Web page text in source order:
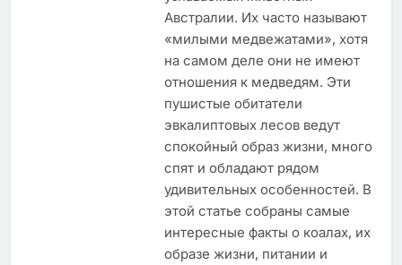
Австралии. Их часто называют
«милыми медвежатами», хотя
на самом деле они не имеют
отношения к медведям. Эти
пушистые обитатели
эвкалиптовых лесов ведут
спокойный образ жизни, много
спят и обладают рядом
удивительных особенностей. В
этой статье собраны самые
интересные факты о коалах, их
образе жизни, питании и